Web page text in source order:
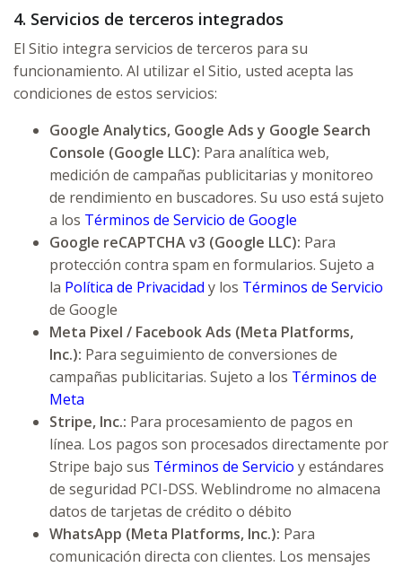
4. Servicios de terceros integrados
El Sitio integra servicios de terceros para su
funcionamiento. Al utilizar el Sitio, usted acepta las
condiciones de estos servicios:
Google Analytics, Google Ads y Google Search
Console (Google LLC): Para analítica web,
medición de campañas publicitarias y monitoreo
de rendimiento en buscadores. Su uso está sujeto
a los Términos de Servicio de Google
Google reCAPTCHA v3 (Google LLC): Para
protección contra spam en formularios. Sujeto a
la Política de Privacidad y los Términos de Servicio
de Google
Meta Pixel / Facebook Ads (Meta Platforms,
Inc.): Para seguimiento de conversiones de
campañas publicitarias. Sujeto a los Términos de
Meta
Stripe, Inc.: Para procesamiento de pagos en
línea. Los pagos son procesados directamente por
Stripe bajo sus Términos de Servicio y estándares
de seguridad PCI-DSS. Weblindrome no almacena
datos de tarjetas de crédito o débito
WhatsApp (Meta Platforms, Inc.): Para
comunicación directa con clientes. Los mensajes